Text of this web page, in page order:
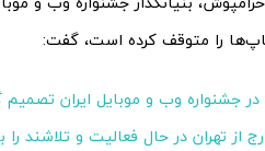
را متوقف کرده است، گفت:
در جشنواره وب و موبایل ایران
از تهران در حال فعالیت‌ و تلاشند